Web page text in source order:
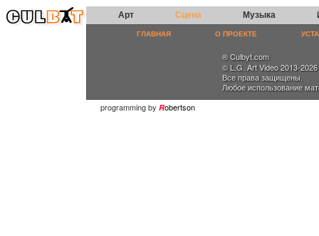
Арт Сцена Музыка
ГЛАВНАЯ О ПРОЕКТЕ
® Culbyt.com
© L.G. Art Video 2013-2026
Все права защищены.
Любое использование
programming by Robertson